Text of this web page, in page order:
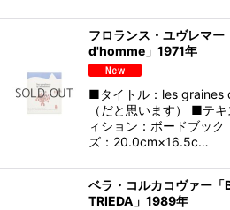
フロランス・ユヴレマ
d'homme」1971年
■タイトル：les
（だと思います） ■テ
ィション：ボードブッ
ズ：20.0cm×16.5c…
ベラ・コルカコヴァー
TRIEDA」1989年